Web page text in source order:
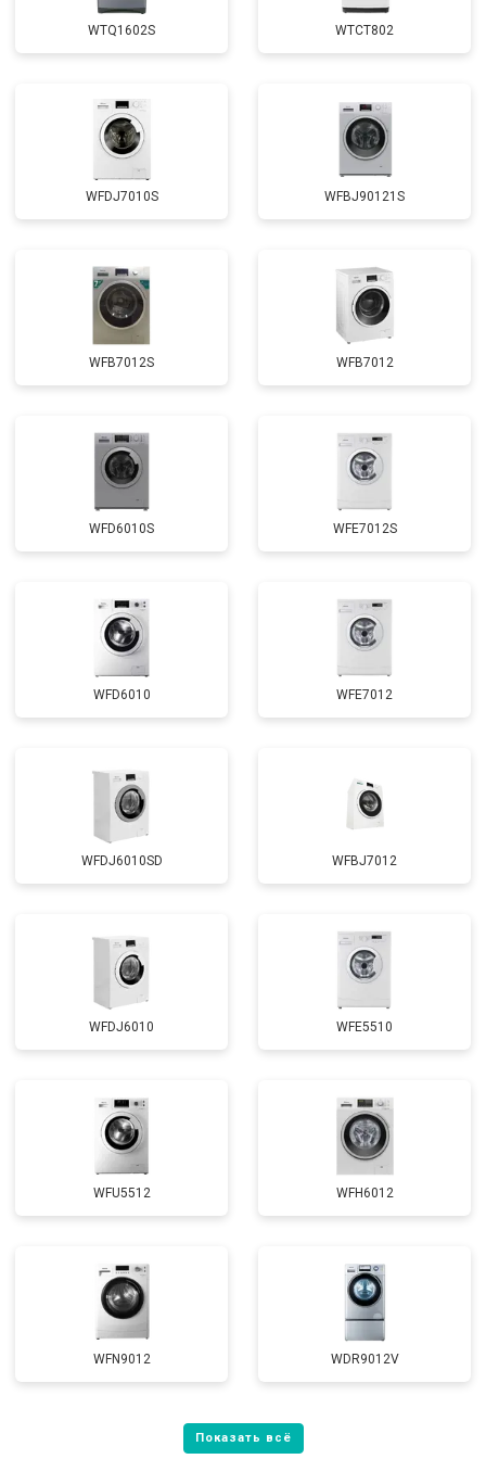
Замена крестовины от 2750 ₽
Замена подшипников от 2800 ₽ Заказать
Замена мотора от 3800 ₽ Заказать
от 2200 ₽ Заказать
Замена ТЭН от 2300 ₽
Замена блока управления от 3600 ₽ Заказать
Замена прессостата от 3350 ₽ Заказать
Замена сливного насоса от 3450 ₽
Замена сливного шланга от 2100 ₽ Заказать
Замена УБЛ от 2100 ₽
Замена приводного ремня
WTQ1602S WTCT802
WFDJ7010S WFBJ90121S
WFB7012S WFB7012
WFD6010S WFE7012S
WFD6010 WFE7012
WFDJ6010SD WFBJ7012
WFDJ6010 WFE5510
WFU5512 WFH6012
WFN9012 WDR9012V